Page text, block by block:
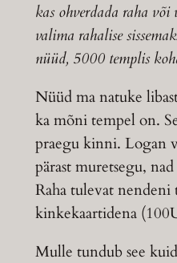
kas ohverdada raha
valima rahalise
nüüd, 5000 templis
Nüüd ma natuke
ka mõni tempel on.
praegu kinni. Logan
pärast muretsegu,
Raha tulevat nendeni
kinkekaartidena
Mulle tundub see